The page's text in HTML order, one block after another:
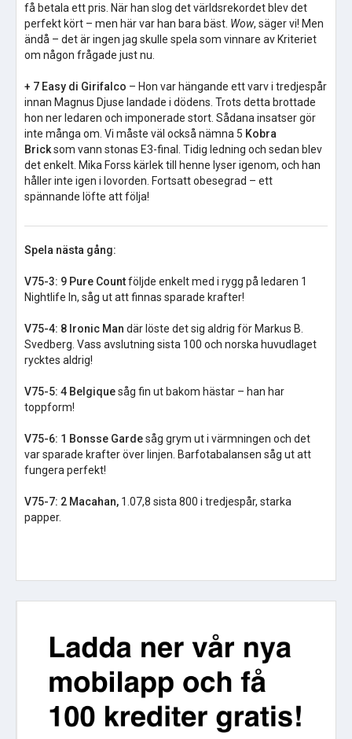
få betala ett pris. När han slog det världsrekordet blev det
perfekt kört – men här var han bara bäst. Wow, säger vi! Men
ändå – det är ingen jag skulle spela som vinnare av Kriteriet
om någon frågade just nu.
+ 7 Easy di Girifalco – Hon var hängande ett varv i tredjespår
innan Magnus Djuse landade i dödens. Trots detta brottade
hon ner ledaren och imponerade stort. Sådana insatser gör
inte många om. Vi måste väl också nämna 5 Kobra
Bricksom vann stonas E3-final. Tidig ledning och sedan blev
det enkelt. Mika Forss kärlek till henne lyser igenom, och han
håller inte igen i lovorden. Fortsatt obesegrad – ett
spännande löfte att följa!
Spela nästa gång:
V75-3: 9 Pure Countföljde enkelt med i rygg på ledaren 1
Nightlife In, såg ut att finnas sparade krafter!
V75-4: 8 Ironic Man där löste det sig aldrig för Markus B.
Svedberg. Vass avslutning sista 100 och norska huvudlaget
rycktes aldrig!
V75-5: 4 Belgiquesåg fin ut bakom hästar – han har
toppform!
V75-6: 1 Bonsse Gardesåg grym ut i värmningen och det
var sparade krafter över linjen. Barfotabalansen såg ut att
fungera perfekt!
V75-7: 2 Macahan, 1.07,8 sista 800 i tredjespår, starka
papper.